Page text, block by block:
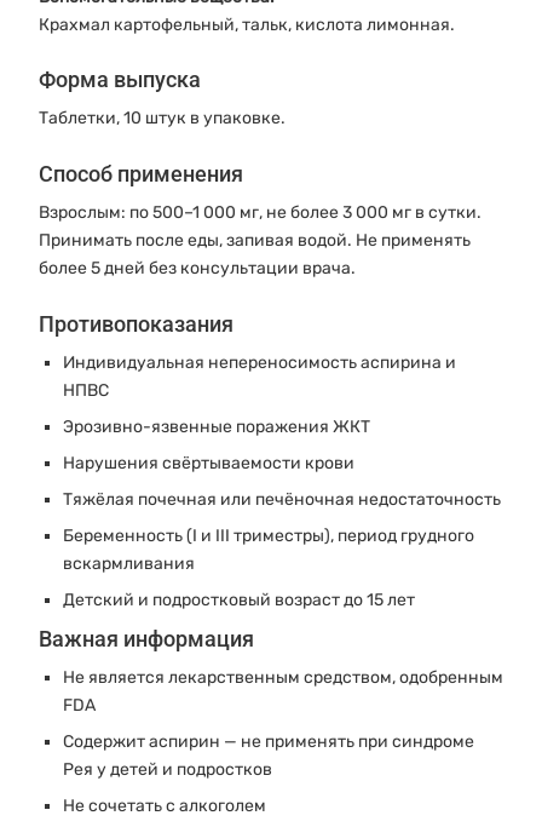
Крахмал картофельный, тальк, кислота лимонная.
Форма выпуска
Таблетки, 10 штук в упаковке.
Способ применения
Взрослым: по 500–1 000 мг, не более 3 000 мг в сутки.
Принимать после еды, запивая водой. Не применять
более 5 дней без консультации врача.
Противопоказания
Индивидуальная непереносимость аспирина и
НПВС
Эрозивно-язвенные поражения ЖКТ
Нарушения свёртываемости крови
Тяжёлая почечная или печёночная недостаточность
Беременность (I и III триместры), период грудного
вскармливания
Детский и подростковый возраст до 15 лет
Важная информация
Не является лекарственным средством, одобренным
FDA
Содержит аспирин — не применять при синдроме
Рея у детей и подростков
Не сочетать с алкоголем